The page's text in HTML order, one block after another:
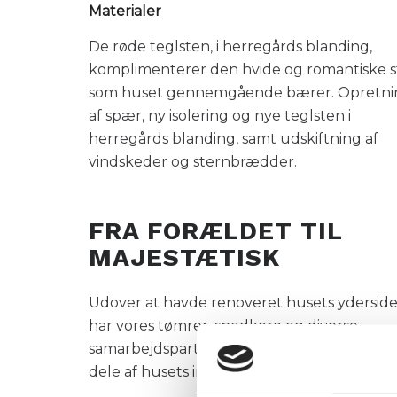
Materialer
De røde teglsten, i herregårds blanding,
komplimenterer den hvide og romantiske
som huset gennemgående bærer.
af spær, ny isolering og nye teglsten i
herregårds blanding, samt udskiftning af
vindskeder og sternbrædder.
FRA FORÆLDET TIL
MAJESTÆTISK
Udover at havde renoveret husets
har vores tømrer, snedkere og diverse
samarbejdspartnere også renoveret større
dele af husets inderside.